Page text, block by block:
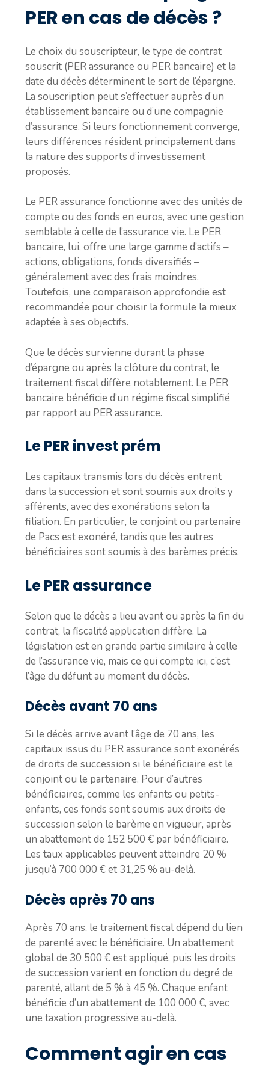
PER en cas de décès ?
Le choix du souscripteur, le type de contrat
souscrit (PER assurance ou PER bancaire) et la
date du décès déterminent le sort de l’épargne.
La souscription peut s’effectuer auprès d’un
établissement bancaire ou d’une compagnie
d’assurance. Si leurs fonctionnement converge,
leurs différences résident principalement dans
la nature des supports d’investissement
proposés.
Le PER assurance fonctionne avec des unités de
compte ou des fonds en euros, avec une gestion
semblable à celle de l’assurance vie. Le PER
bancaire, lui, offre une large gamme d’actifs –
actions, obligations, fonds diversifiés –
généralement avec des frais moindres.
Toutefois, une comparaison approfondie est
recommandée pour choisir la formule la mieux
adaptée à ses objectifs.
Que le décès survienne durant la phase
d’épargne ou après la clôture du contrat, le
traitement fiscal diffère notablement. Le PER
bancaire bénéficie d’un régime fiscal simplifié
par rapport au PER assurance.
Le PER invest prém
Les capitaux transmis lors du décès entrent
dans la succession et sont soumis aux droits y
afférents, avec des exonérations selon la
filiation. En particulier, le conjoint ou partenaire
de Pacs est exonéré, tandis que les autres
bénéficiaires sont soumis à des barèmes précis.
Le PER assurance
Selon que le décès a lieu avant ou après la fin du
contrat, la fiscalité application diffère. La
législation est en grande partie similaire à celle
de l’assurance vie, mais ce qui compte ici, c’est
l’âge du défunt au moment du décès.
Décès avant 70 ans
Si le décès arrive avant l’âge de 70 ans, les
capitaux issus du PER assurance sont exonérés
de droits de succession si le bénéficiaire est le
conjoint ou le partenaire. Pour d’autres
bénéficiaires, comme les enfants ou petits-
enfants, ces fonds sont soumis aux droits de
succession selon le barème en vigueur, après
un abattement de 152 500 € par bénéficiaire.
Les taux applicables peuvent atteindre 20 %
jusqu’à 700 000 € et 31,25 % au-delà.
Décès après 70 ans
Après 70 ans, le traitement fiscal dépend du lien
de parenté avec le bénéficiaire. Un abattement
global de 30 500 € est appliqué, puis les droits
de succession varient en fonction du degré de
parenté, allant de 5 % à 45 %. Chaque enfant
bénéficie d’un abattement de 100 000 €, avec
une taxation progressive au-delà.
Comment agir en cas